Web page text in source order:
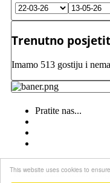
This website uses cookies to
Trenutno
Imamo 513 gostiju i
Pratite nas...
Nikada izdati nemoj